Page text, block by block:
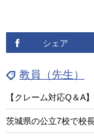
シェア
教員（先生）
茨城県の公立7校で校